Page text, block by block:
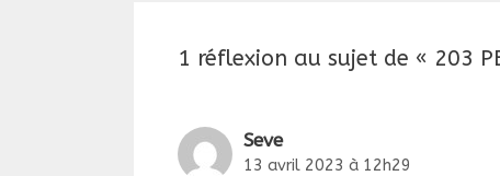
1 réflexion au sujet de « 203
Seve
13 avril 2023 à 12h29